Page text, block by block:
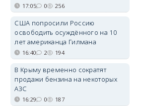
17:05 0 256
США попросили Россию
освободить осуждённого на 10
лет американца Гилмана
16:40 2 194
В Крыму временно сократят
продажи бензина на некоторых
АЗС
16:29 0 187